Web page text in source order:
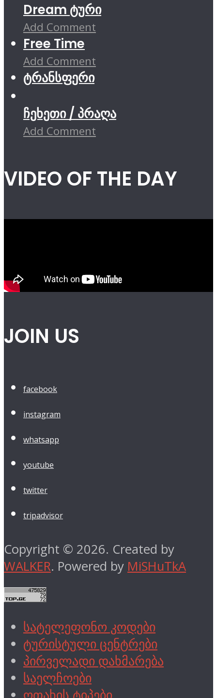
Dream ტური
Add Comment
Free Time
Add Comment
ტრანსფერი
ჩეხეთი / პრაღა
Add Comment
VIDEO OF THE DAY
JOIN US
facebook
instagram
whatsapp
youtube
twitter
tripadvisor
Copyright © 2026. Created by
WALKER. Powered by MiSHuTkA
სატელეფონო კოდები
ტურისტული ცენტრები
პირველადი დახმარება
საელჩოები